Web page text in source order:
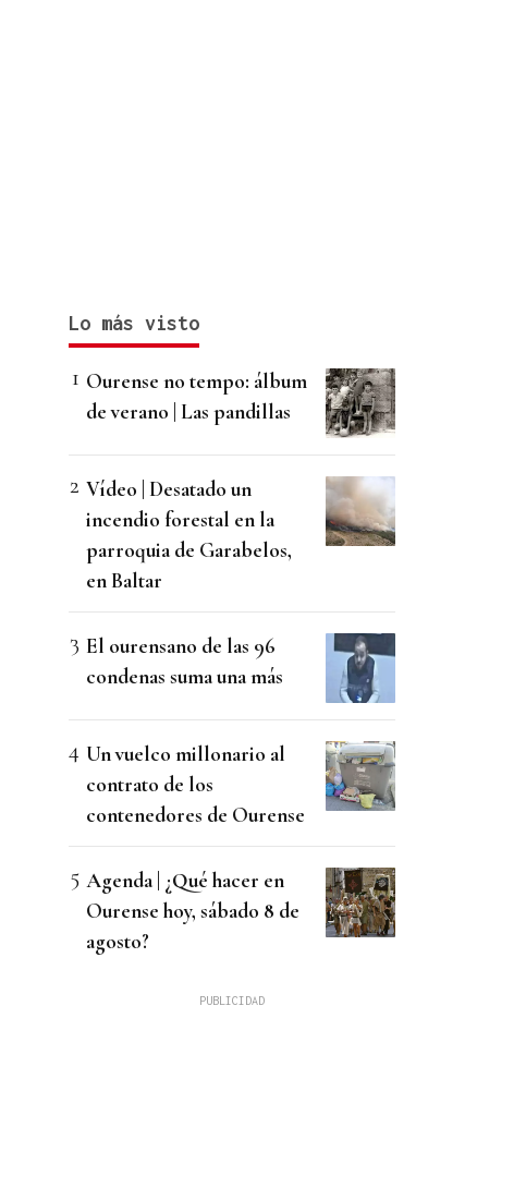
Lo más visto
Ourense no tempo: álbum
de verano | Las pandillas
Vídeo | Desatado un
incendio forestal en la
parroquia de Garabelos,
en Baltar
El ourensano de las 96
condenas suma una más
Un vuelco millonario al
contrato de los
contenedores de Ourense
Agenda | ¿Qué hacer en
Ourense hoy, sábado 8 de
agosto?